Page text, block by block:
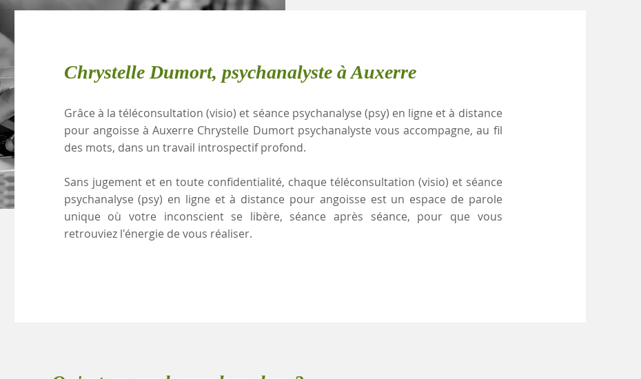
Chrystelle Dumort, psychanalyste à Auxerre
Grâce à la téléconsultation (visio) et séance psychanalyse (psy) en ligne et à distance
pour angoisse à Auxerre Chrystelle Dumort psychanalyste vous accompagne, au fil
des mots, dans un travail introspectif profond.
Sans jugement et en toute confidentialité, chaque téléconsultation (visio) et séance
psychanalyse (psy) en ligne et à distance pour angoisse est un espace de parole
unique où votre inconscient se libère, séance après séance, pour que vous
retrouviez l'énergie de vous réaliser.